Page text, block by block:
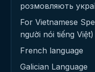
розмовляють
For Vietnamese
người nói tiếng Việt)
French language
Galician Language